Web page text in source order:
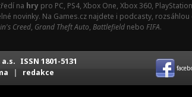
na hry pro PC, PS4, Xbox One, Xbox 360,
novinky. Na Games.cz najdete i podcasty,
Creed, Grand Theft Auto, Battlefield nebo FIFA.
ISSN 1801-5131
| redakce